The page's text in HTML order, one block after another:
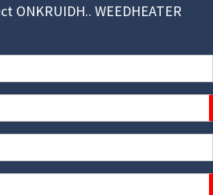
ONKRUIDH.. WEEDHEATER